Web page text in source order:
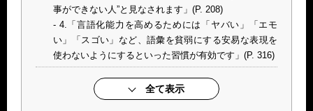
事ができない人”と見なされます」(P. 208)
4.「言語化能力を高めるためには「ヤバい」「エモ
い」「スゴい」など、語彙を貧弱にする安易な表現を
使わないようにするといった習慣が有効です」(P. 316)
全て表示